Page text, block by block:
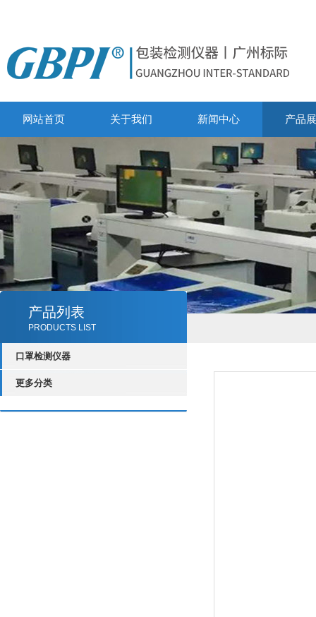
网站首页 关于我们 新闻中心 产品
产品列表
PRODUCTS LIST
口罩检测仪器
更多分类